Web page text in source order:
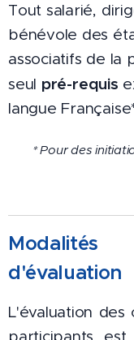
Tout salarié,
bénévole des
associatifs de la
seul pré-requis
langue
* Pour des
d'évaluation
L'évaluation des